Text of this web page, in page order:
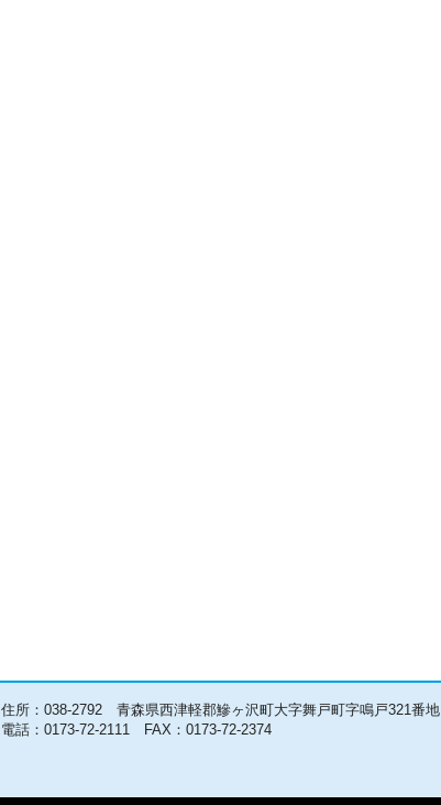
住所：038-2792 青森県西津軽郡鰺ヶ沢町大字舞戸町字鳴戸321番地
電話：0173-72-2111 FAX：0173-72-2374